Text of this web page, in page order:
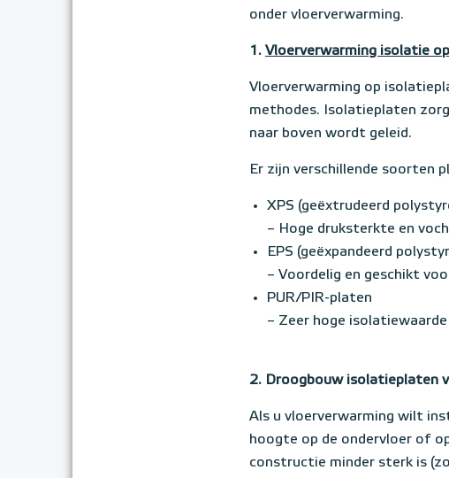
onder vloerverwarming.
1. Vloerverwarming isolatie
Vloerverwarming op
methodes. Isolatieplaten
naar boven wordt geleid.
Er zijn verschillende soorten
XPS (geëxtrudeerd
– Hoge druksterkte en
EPS (geëxpandeerd
– Voordelig en geschikt
PUR/PIR-platen
– Zeer hoge isolatiewaarde
2. Droogbouw isolatieplaten
Als u vloerverwarming wilt
hoogte op de ondervloer of
constructie minder sterk is